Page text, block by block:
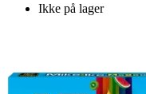
Ikke på lager